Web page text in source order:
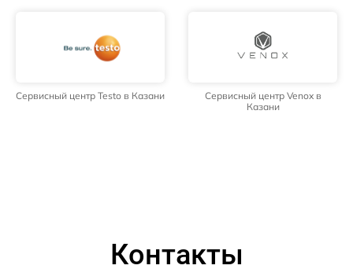
Сервисный центр Testo в Казани
Сервисный центр Venox в
Казани
Контакты